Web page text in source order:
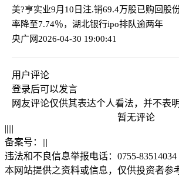
美?亨实业9月10日注.销69.4万股已购回股
率降至7.74％，湖北银行ipo排队逾两年
央广网2026-04-30 19:00:41
用户评论
登录后可以发言
网友评论仅供其表达个人看法，并不表
暂无评论
|||||
备案号： |||
违法和不良信息举报电话：0755-83514034
本网站提供之资料或信息，仅供投资者参